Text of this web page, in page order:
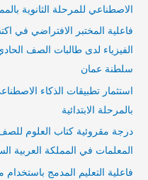
الاصطناعي للمرحلة الثانوية
فاعلية المختبر الافتراضي في
الفيزياء لدى طالبات الصف
سلطنة عمان
استثمار تطبيقات الذكاء
بالمرحلة الابتدائية
درجة مقروئية كتاب العلوم
المعلمات في المملكة العربية
فاعلية التعليم المدمج